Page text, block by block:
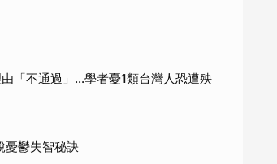
「不通過」...學者憂1類台灣人恐遭殃
鬱失智秘訣